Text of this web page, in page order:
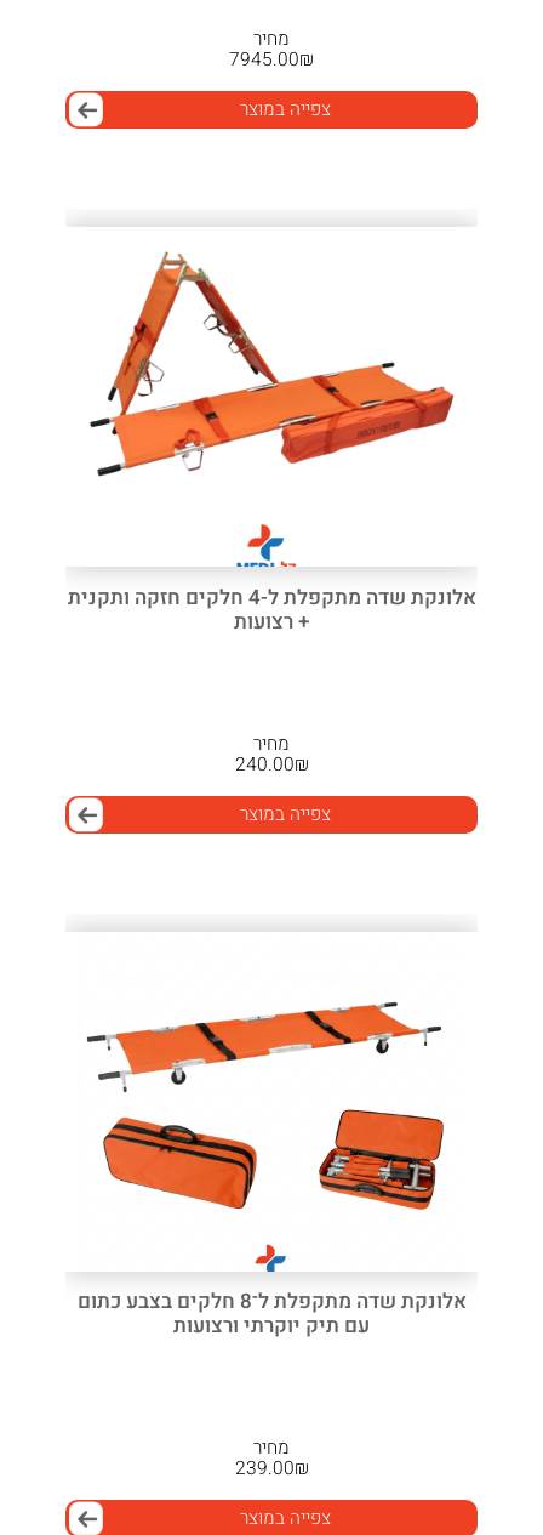
מחיר
₪
7945.00
צפייה במוצר
אלונקת שדה מתקפלת ל-4 חלקים חזקה ותקנית
+ רצועות
מחיר
₪
240.00
צפייה במוצר
אלונקת שדה מתקפלת ל־8 חלקים בצבע כתום
עם תיק יוקרתי ורצועות
מחיר
₪
239.00
צפייה במוצר